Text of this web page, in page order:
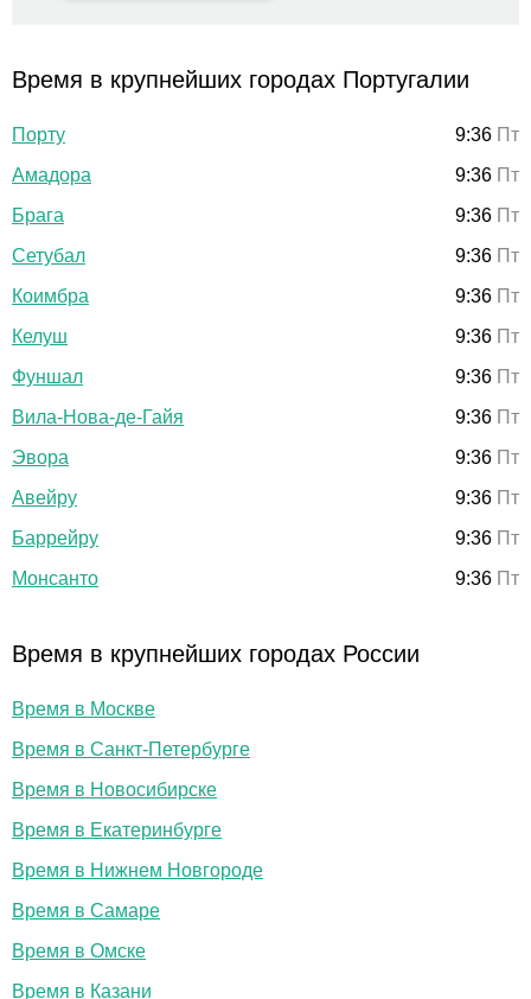
Время в крупнейших городах Португалии
Порту 9:36 Пт
Амадора
9:36 Пт
Брага
9:36 Пт
Сетубал
9:36 Пт
Коимбра
9:36 Пт
Келуш
9:36 Пт
Фуншал
9:36 Пт
Вила-Нова-де-Гайя
9:36 Пт
Эвора
9:36 Пт
Авейру
9:36 Пт
Баррейру
9:36 Пт
Монсанто
9:36 Пт
Время в крупнейших городах России
Время в Москве
Время в Санкт-Петербурге
Время в Новосибирске
Время в Екатеринбурге
Время в Нижнем Новгороде
Время в Самаре
Время в Омске
Время в Казани